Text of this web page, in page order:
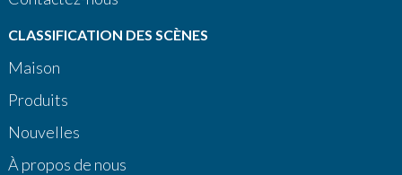
CLASSIFICATION DES SCÈNES
Maison
Produits
Nouvelles
À propos de nous